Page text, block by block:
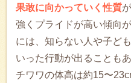
果敢に向かっていく性質
強くプライドが高い傾向
には、知らない人や子ど
いった行動が出ることも
チワワの体高は約15〜